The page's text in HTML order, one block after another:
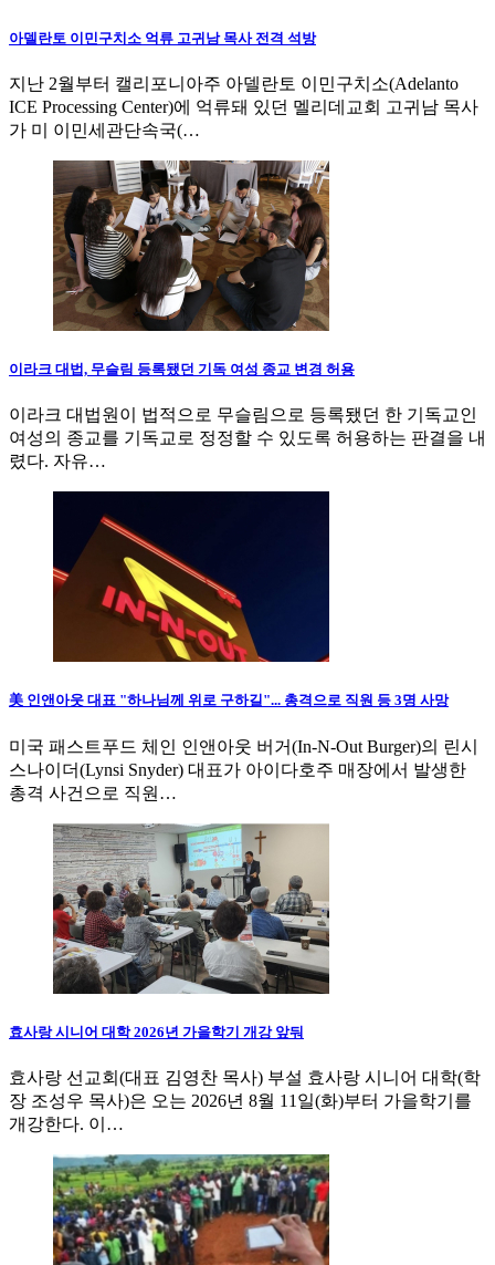
아델란토 이민구치소 억류 고귀남 목사 전격 석방
지난 2월부터 캘리포니아주 아델란토 이민구치소(Adelanto
ICE Processing Center)에 억류돼 있던 멜리데교회 고귀남 목사
가 미 이민세관단속국(…
이라크 대법, 무슬림 등록됐던 기독 여성 종교 변경 허용
이라크 대법원이 법적으로 무슬림으로 등록됐던 한 기독교인
여성의 종교를 기독교로 정정할 수 있도록 허용하는 판결을 내
렸다. 자유…
美 인앤아웃 대표 "하나님께 위로 구하길"... 총격으로 직원 등 3명 사망
미국 패스트푸드 체인 인앤아웃 버거(In-N-Out Burger)의 린시
스나이더(Lynsi Snyder) 대표가 아이다호주 매장에서 발생한
총격 사건으로 직원…
효사랑 시니어 대학 2026년 가을학기 개강 앞둬
효사랑 선교회(대표 김영찬 목사) 부설 효사랑 시니어 대학(학
장 조성우 목사)은 오는 2026년 8월 11일(화)부터 가을학기를
개강한다. 이…